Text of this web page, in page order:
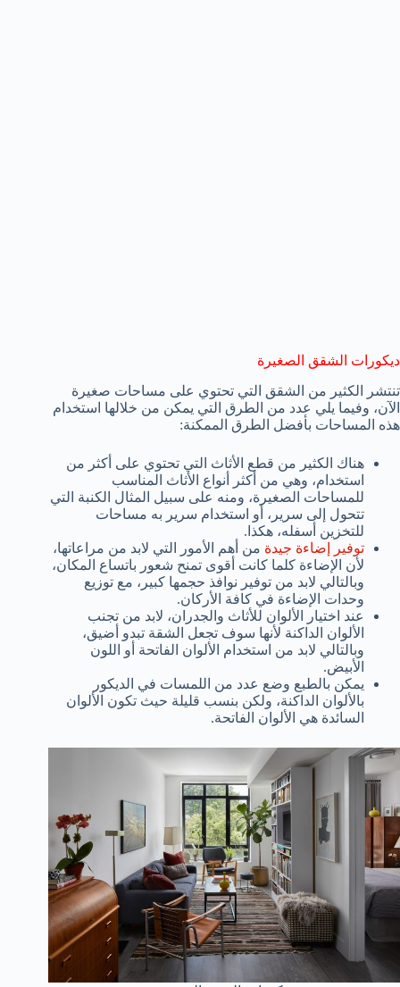
ديكورات الشقق الصغيرة
تنتشر الكثير من الشقق التي تحتوي على مساحات صغيرة
الآن، وفيما يلي عدد من الطرق التي يمكن من خلالها استخدام
هذه المساحات بأفضل الطرق الممكنة:
هناك الكثير من قطع الأثاث التي تحتوي على أكثر من
استخدام، وهي من أكثر أنواع الأثاث المناسب
للمساحات الصغيرة، ومنه على سبيل المثال الكنبة التي
تتحول إلى سرير، أو استخدام سرير به مساحات
للتخزين أسفله، هكذا.
توفير إضاءة جيدة من أهم الأمور التي لابد من مراعاتها،
لأن الإضاءة كلما كانت أقوى تمنح شعور باتساع المكان،
وبالتالي لابد من توفير نوافذ حجمها كبير، مع توزيع
وحدات الإضاءة في كافة الأركان.
عند اختيار الألوان للأثاث والجدران، لابد من تجنب
الألوان الداكنة لأنها سوف تجعل الشقة تبدو أضيق،
وبالتالي لابد من استخدام الألوان الفاتحة أو اللون
الأبيض.
يمكن بالطبع وضع عدد من اللمسات في الديكور
بالألوان الداكنة، ولكن بنسب قليلة حيث تكون الألوان
السائدة هي الألوان الفاتحة.